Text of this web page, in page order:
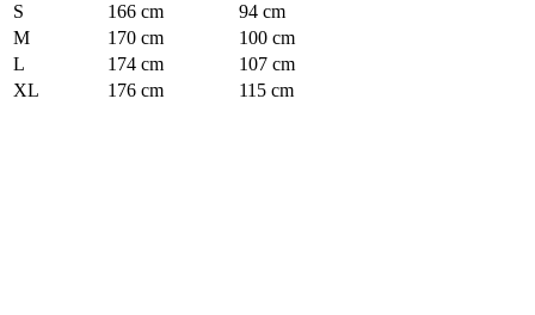
S
166 cm
94 cm
M
170 cm
100 cm
L
174 cm
107 cm
XL
176 cm 115 cm